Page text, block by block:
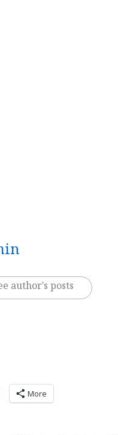
author's posts
More